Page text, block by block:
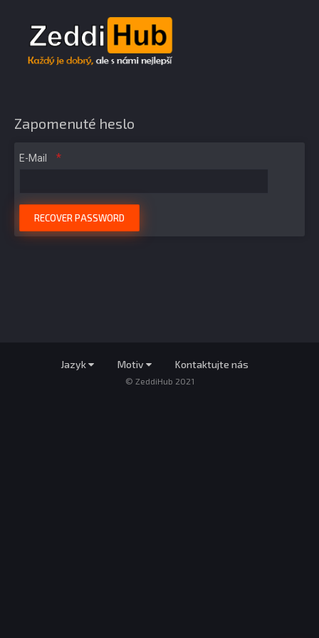
Zapomenuté heslo
E-Mail
RECOVER PASSWORD
Jazyk Motiv Kontaktujte nás
© ZeddiHub 2021